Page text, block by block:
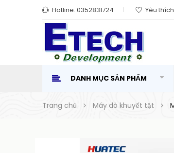
Hotline: 0352831724 Yêu thích
DANH MỤC SẢN PHẨM
Trang chủ Máy dò khuyết tật